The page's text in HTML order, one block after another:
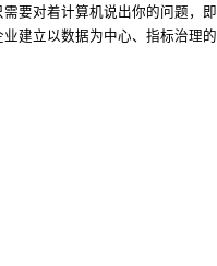
要对着计算机说出你的问题，即
建立以数据为中心、指标治理的